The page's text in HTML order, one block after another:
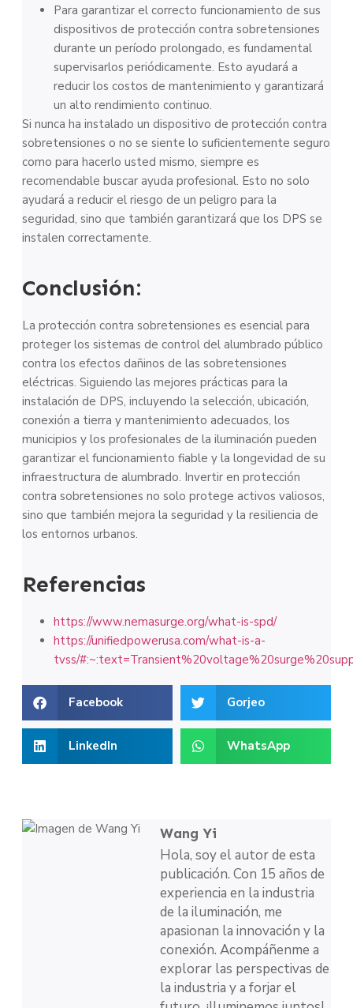
Para garantizar el correcto funcionamiento de sus
dispositivos de protección contra sobretensiones
durante un período prolongado, es fundamental
supervisarlos periódicamente. Esto ayudará a
reducir los costos de mantenimiento y garantizará
un alto rendimiento continuo.
Si nunca ha instalado un dispositivo de protección contra
sobretensiones o no se siente lo suficientemente seguro
como para hacerlo usted mismo, siempre es
recomendable buscar ayuda profesional. Esto no solo
ayudará a reducir el riesgo de un peligro para la
seguridad, sino que también garantizará que los DPS se
instalen correctamente.
Conclusión:
La protección contra sobretensiones es esencial para
proteger los sistemas de control del alumbrado público
contra los efectos dañinos de las sobretensiones
eléctricas. Siguiendo las mejores prácticas para la
instalación de DPS, incluyendo la selección, ubicación,
conexión a tierra y mantenimiento adecuados, los
municipios y los profesionales de la iluminación pueden
garantizar el funcionamiento fiable y la longevidad de su
infraestructura de alumbrado. Invertir en protección
contra sobretensiones no solo protege activos valiosos,
sino que también mejora la seguridad y la resiliencia de
los entornos urbanos.
Referencias
https://www.nemasurge.org/what-is-spd/
https://unifiedpowerusa.com/what-is-a-
tvss/
Facebook Gorjeo
LinkedIn WhatsApp
Wang Yi
Hola, soy el autor de esta
publicación. Con 15 años de
experiencia en la industria
de la iluminación, me
apasionan la innovación y la
conexión. Acompáñenme a
explorar las perspectivas de
la industria y a forjar el